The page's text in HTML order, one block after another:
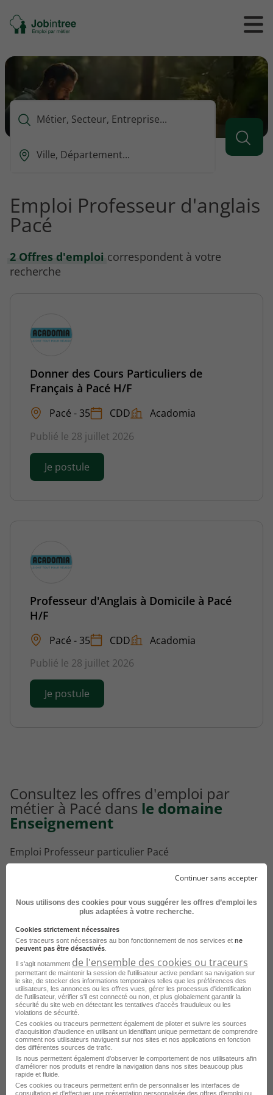
Se
rendre
l'accueil
Ouvrir
/
le
Que
vous
rechercher
Ou
vous
voulez
rechercher
Emploi Professeur d'anglais
Pacé
2 Offres d'emploi correspondent à votre
recherche
Donner des Cours Particuliers de
Français à Pacé H/F
Pacé - 35 CDD
Acadomia
Publié le 28 juillet 2026
Je postule
Professeur d'Anglais à Domicile à Pacé
H/F
Pacé - 35 CDD
Acadomia
Publié le 28 juillet 2026
Je postule
Consultez les offres d'emploi par
métier à Pacé dans le domaine
Enseignement
Emploi Professeur particulier Pacé
Consultez les offres d'emploi pour le
métierProfesseur d'anglais dans
d'autres villes
Emploi Professeur d'anglais Paris
Emploi Professeur d'anglais Nice
Emploi Professeur d'anglais Marseille
Emploi Professeur d'anglais Toulouse
Emploi Professeur d'anglais Tours
Continuer sans accepter
Nous utilisons des cookies pour vous suggérer les offres d’emploi les
plus adaptées à votre recherche.
Cookies strictement nécessaires
Ces traceurs sont nécessaires au bon fonctionnement de nos services et ne
peuvent pas être désactivés
Il s'agit notamment de l'ensemble des cookies ou traceurs
permettant de maintenir la session de l'utilisateur active pendant sa navigation sur
le site, de stocker des informations temporaires telles que les préférences des
utilisateurs, les annonces ou les offres vues, gérer les processus d'identification
de l'utilisateur, vérifier s'il est connecté ou non, et plus globalement garantir la
sécurité du site web en détectant les tentatives d'accès frauduleux ou les
violations de sécurité.
Ces cookies ou traceurs permettent également de piloter et suivre les sources
d'acquisition d'audience en utilisant un identifiant unique permettant de comprendre
comment nos utilisateurs naviguent sur nos sites et nos applications en fonction
des différentes sources de trafic.
Ils nous permettent également d’observer le comportement de nos utilisateurs afin
d'améliorer nos produits et rendre la navigation dans nos sites beaucoup plus
rapide et fluide.
Ces cookies ou traceurs permettent enfin de personnaliser les interfaces de
consultation et d'effectuer une présentation personnalisée des offres d'emploi ou